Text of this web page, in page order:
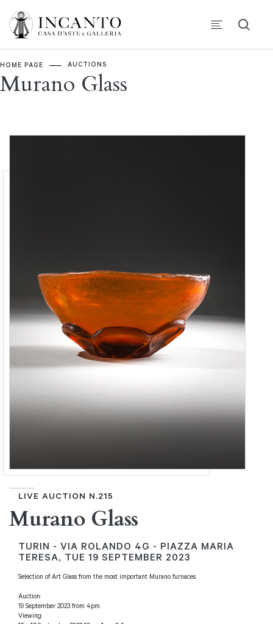
HOME PAGE AUCTIONS
Murano Glass
LIVE AUCTION N.215
Murano Glass
TURIN - VIA ROLANDO 4G - PIAZZA MARIA
TERESA, TUE 19 SEPTEMBER 2023
Selection of Art Glass from the most important Murano furnaces.
Auction:
19 September 2023 from 4pm.
Viewing: